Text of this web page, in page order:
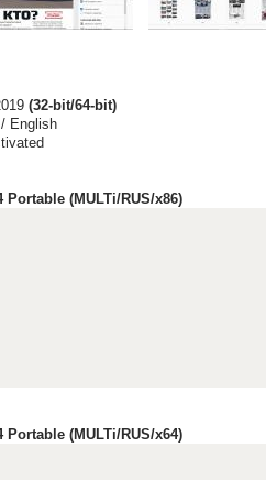
(32-bit/64-bit)
English
Portable (MULTi/RUS/x86)
Portable (MULTi/RUS/x64)